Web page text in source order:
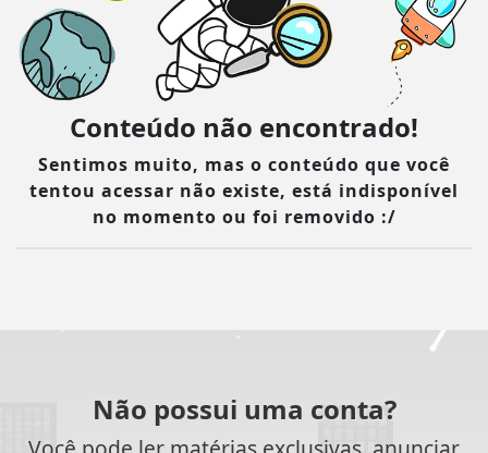
Conteúdo não encontrado!
Sentimos muito, mas o conteúdo que você
tentou acessar não existe, está indisponível
no momento ou foi removido :/
Não possui uma conta?